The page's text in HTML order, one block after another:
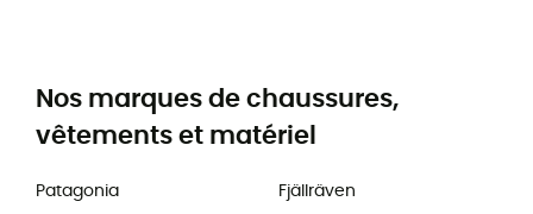
Nos marques de chaussures,
vêtements et matériel
Patagonia
Fjällräven